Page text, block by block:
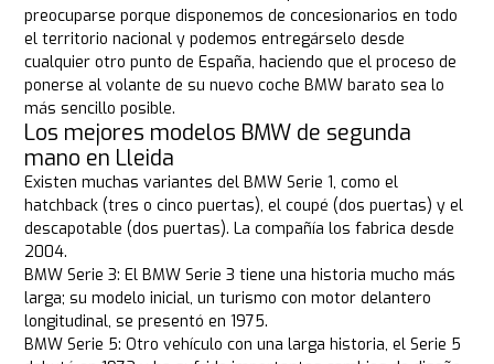
preocuparse porque disponemos de concesionarios en todo
el territorio nacional y podemos entregárselo desde
cualquier otro punto de España, haciendo que el proceso de
ponerse al volante de su nuevo coche BMW barato sea lo
más sencillo posible.
Los mejores modelos BMW de segunda
mano en Lleida
Existen muchas variantes del BMW Serie 1, como el
hatchback (tres o cinco puertas), el coupé (dos puertas) y el
descapotable (dos puertas). La compañía los fabrica desde
2004.
BMW Serie 3: El BMW Serie 3 tiene una historia mucho más
larga; su modelo inicial, un turismo con motor delantero
longitudinal, se presentó en 1975.
BMW Serie 5: Otro vehículo con una larga historia, el Serie 5